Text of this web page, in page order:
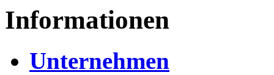
Informationen
Unternehmen